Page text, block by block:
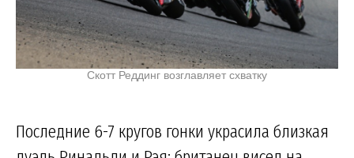
Скотт Реддинг возглавляет схватку
Последние 6-7 кругов гонки украсила близкая